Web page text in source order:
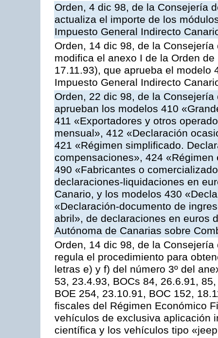
Orden, 4 dic 98, de la Consejería
actualiza el importe de los
Impuesto General Indirecto
Orden, 14 dic 98, de la
modifica el anexo I de la Orden
17.11.93), que aprueba el modelo
Impuesto General Indirecto
Orden, 22 dic 98, de la
aprueban los modelos 410
411 «Exportadores y otros
mensual», 412 «Declaración
421 «Régimen simplificado.
compensaciones», 424
490 «Fabricantes o
declaraciones-liquidaciones en
Canario, y los modelos 430
«Declaración-documento de
abril», de declaraciones en euros
Autónoma de Canarias sobre
Orden, 14 dic 98, de la
regula el procedimiento para
letras e) y f) del número 3º del
53, 23.4.93, BOCs 84, 26.6.91,
BOE 254, 23.10.91, BOC 152,
fiscales del Régimen Económico
vehículos de exclusiva aplicación
científica y los vehículos tipo